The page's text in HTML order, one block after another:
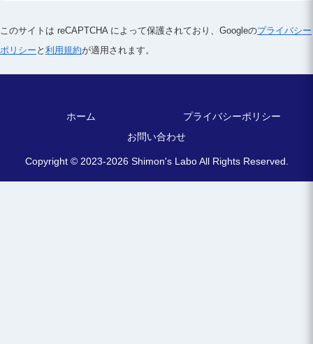
このサイトは reCAPTCHA によって保護されており、 Googleのプライバシー
ポリシー と 利用規約が適用されます。
ホーム
プライバシーポリシー
お問い合わせ
Copyright © 2023-2026 Shimon's Labo All Rights Reserved.